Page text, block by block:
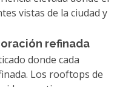
vistas de la ciudad y
refinada
donde cada
Los rooftops de